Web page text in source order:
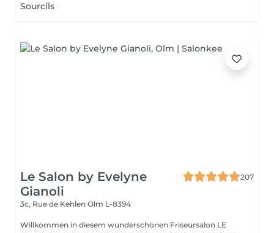
Sourcils
Le Salon by Evelyne
Gianoli
207
3c, Rue de Kehlen Olm L-8394
Willkommen in diesem wunderschönen Friseursalon LE